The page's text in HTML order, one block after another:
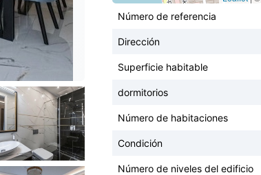
Número de referencia
Dirección
Superficie habitable
dormitorios
Número de habitaciones
Condición
Número de niveles del edificio